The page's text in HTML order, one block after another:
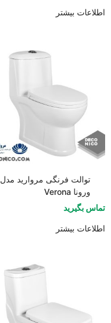
اطلاعات بیشتر
توالت فرنگی مروارید مدل
ورونا Verona
تماس بگیرید
اطلاعات بیشتر